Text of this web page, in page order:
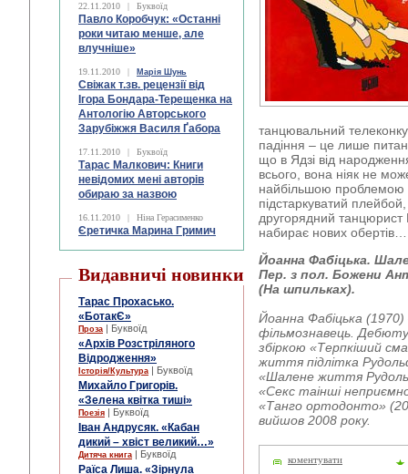
22.11.2010 | Буквоїд
Павло Коробчук: «Останні
роки читаю менше, але
влучніше»
19.11.2010 | Марія Шунь
Свіжак т.зв. рецензії від
Ігора Бондара-Терещенка на
Антологію Авторського
Зарубіжжя Василя Ґабора
17.11.2010 | Буквоїд
Тарас Малкович: Книги
невідомих мені авторів
обираю за назвою
16.11.2010 | Ніна Герасименко
Єретичка Марина Гримич
Видавничі новинки
Тарас Прохасько.
«БотакЄ»
Проза | Буквоїд
«Архів Розстріляного
Відродження»
Історія/Культура | Буквоїд
Михайло Григорів.
«Зелена квітка тиші»
Поезія | Буквоїд
Іван Андрусяк. «Кабан
дикий – хвіст великий…»
Дитяча книга | Буквоїд
Раїса Лиша. «Зірнула
танцювальний
падіння – це лише
що в Ядзі від
всього, вона ніяк не
найбільшою проблемою
підстаркуватий
другорядний танцюрист
набирає нових обертів…
Йоанна Фабіцька.
Пер. з пол. Божени
(На шпильках).
Йоанна Фабіцька (1970)
фільмознавець.
збіркою «Терпкіший
життя підлітка
«Шалене життя
«Секс таінші
«Танго ортодонто»
вийшов 2008 року.
коментувати